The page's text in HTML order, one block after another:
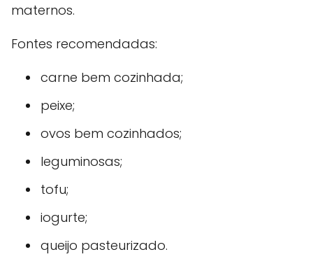
maternos.
Fontes recomendadas:
carne bem cozinhada;
peixe;
ovos bem cozinhados;
leguminosas;
tofu;
iogurte;
queijo pasteurizado.